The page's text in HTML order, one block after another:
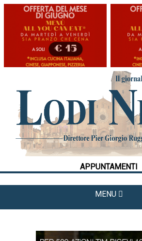
APPUNTAMENTI
MENU
HOME
CRONACA
POLITICA
LA FOTO
METEO
CULTURA
DAL TERRITORIO